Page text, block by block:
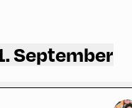
September